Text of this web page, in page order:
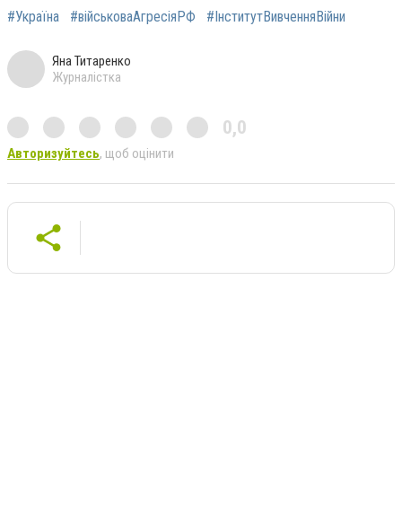
#Україна #військоваАгресіяРФ #ІнститутВивченняВійни
Яна Титаренко
Журналістка
0,0
Авторизуйтесь, щоб оцінити